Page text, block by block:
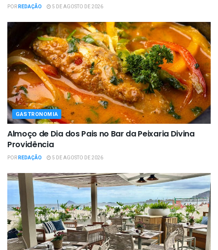
PORREDAÇÃO 5 DE AGOSTO DE 2026
GASTRONOMIA
Almoço de Dia dos Pais no Bar da Peixaria Divina
Providência
PORREDAÇÃO 5 DE AGOSTO DE 2026